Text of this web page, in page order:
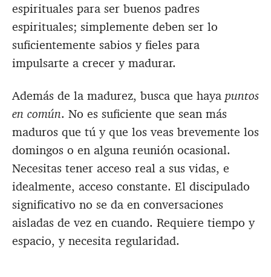
espirituales para ser buenos padres
espirituales; simplemente deben ser lo
suficientemente sabios y fieles para
impulsarte a crecer y madurar.
Además de la madurez, busca que haya puntos
en común. No es suficiente que sean más
maduros que tú y que los veas brevemente los
domingos o en alguna reunión ocasional.
Necesitas tener acceso real a sus vidas, e
idealmente, acceso constante. El discipulado
significativo no se da en conversaciones
aisladas de vez en cuando. Requiere tiempo y
espacio, y necesita regularidad.